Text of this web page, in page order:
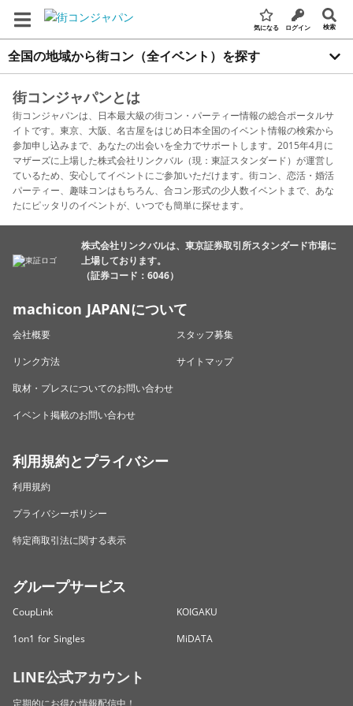
気になる ログイン 検索
全国の地域から街コン（全イベント）を探す
街コンジャパンとは
街コンジャパンは、日本最大級の街コン・パーティー情報の総合ポータルサ
イトです。東京、大阪、名古屋をはじめ日本全国のイベント情報の検索から
参加申し込みまで、あなたの出会いを全力でサポートします。2015年4月に
マザーズに上場した株式会社リンクバル（現：東証スタンダード）が運営し
ているため、安心してイベントにご参加いただけます。街コン、恋活・婚活
パーティー、趣味コンはもちろん、合コン形式の少人数イベントまで、あな
たにピッタリのイベントが、いつでも簡単に探せます。
株式会社リンクバルは、東京証券取引所スタンダード市場に
上場しております。
（証券コード：6046）
machicon JAPANについて
会社概要
スタッフ募集
リンク方法
サイトマップ
取材・プレスについてのお問い合わせ
イベント掲載のお問い合わせ
利用規約とプライバシー
利用規約
プライバシーポリシー
特定商取引法に関する表示
グループサービス
CoupLink
KOIGAKU
1on1 for Singles
MiDATA
LINE公式アカウント
定期的にお得な情報配信中！